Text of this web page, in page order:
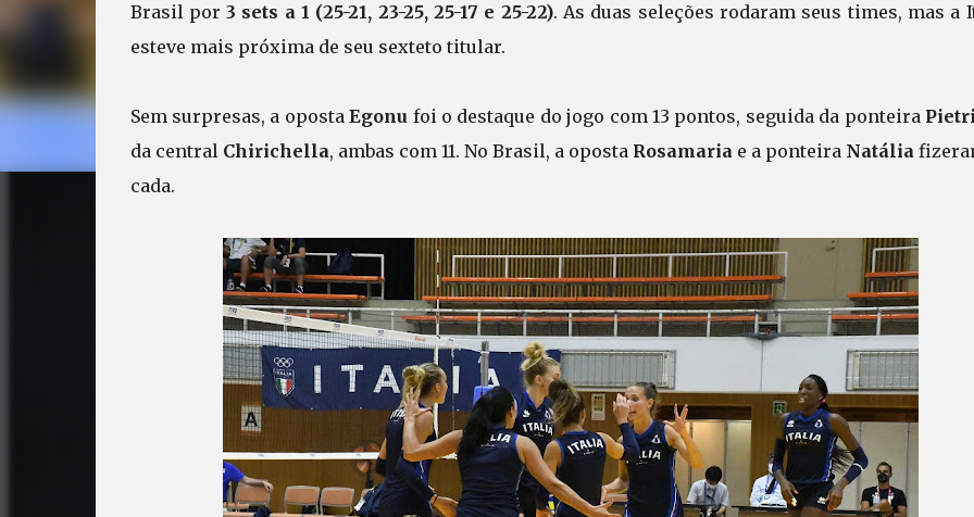
Brasil por3 sets a 1 (25-21, 23-25, 25-17 e 25-22). As duas seleções rodaram seus times, mas a
esteve mais próxima de seu sexteto titular.
Sem surpresas, a opostaEgonu foi o destaque do jogo com 13 pontos, seguida da ponteira
da central Chirichella, ambas com 11. No Brasil, a oposta Rosamaria e a ponteira Natália
cada.